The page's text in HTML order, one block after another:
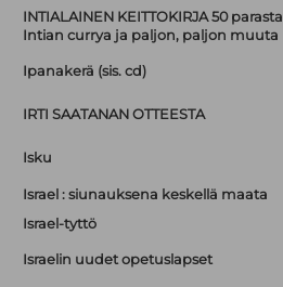
INTIALAINEN KEITTOKIRJA 50 parasta
Intian currya ja paljon, paljon muuta
Ipanakerä (sis. cd)
IRTI SAATANAN OTTEESTA
Isku
Israel : siunauksena keskellä maata
Israel-tyttö
Israelin uudet opetuslapset